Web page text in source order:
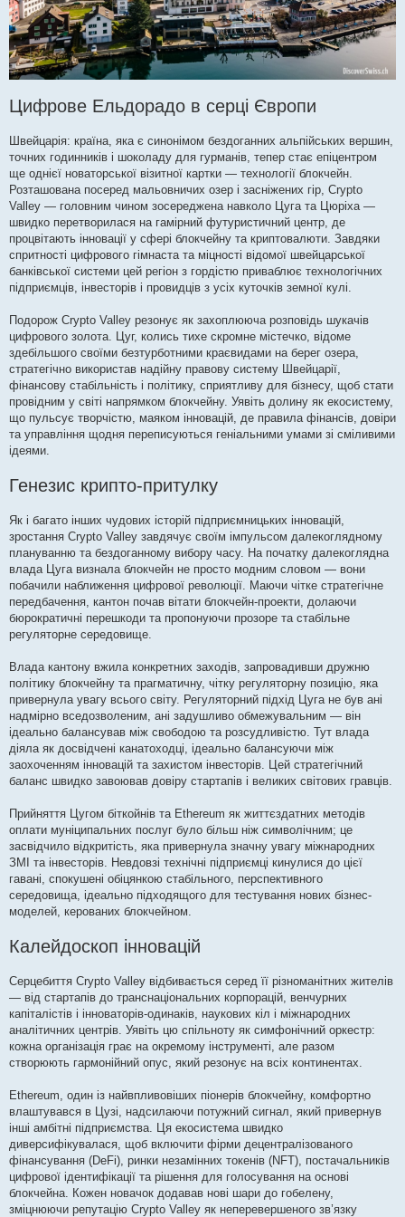
Цифрове Ельдорадо в серці Європи
Швейцарія: країна, яка є синонімом бездоганних альпійських вершин,
точних годинників і шоколаду для гурманів, тепер стає епіцентром
ще однієї новаторської візитної картки — технології блокчейн.
Розташована посеред мальовничих озер і засніжених гір, Crypto
Valley — головним чином зосереджена навколо Цуга та Цюріха —
швидко перетворилася на гамірний футуристичний центр, де
процвітають інновації у сфері блокчейну та криптовалюти. Завдяки
спритності цифрового гімнаста та міцності відомої швейцарської
банківської системи цей регіон з гордістю приваблює технологічних
підприємців, інвесторів і провидців з усіх куточків земної кулі.
Подорож Crypto Valley резонує як захоплююча розповідь шукачів
цифрового золота. Цуг, колись тихе скромне містечко, відоме
здебільшого своїми безтурботними краєвидами на берег озера,
стратегічно використав надійну правову систему Швейцарії,
фінансову стабільність і політику, сприятливу для бізнесу, щоб стати
провідним у світі напрямком блокчейну. Уявіть долину як екосистему,
що пульсує творчістю, маяком інновацій, де правила фінансів, довіри
та управління щодня переписуються геніальними умами зі сміливими
ідеями.
Генезис крипто-притулку
Як і багато інших чудових історій підприємницьких інновацій,
зростання Crypto Valley завдячує своїм імпульсом далекоглядному
плануванню та бездоганному вибору часу. На початку далекоглядна
влада Цуга визнала блокчейн не просто модним словом — вони
побачили наближення цифрової революції. Маючи чітке стратегічне
передбачення, кантон почав вітати блокчейн-проекти, долаючи
бюрократичні перешкоди та пропонуючи прозоре та стабільне
регуляторне середовище.
Влада кантону вжила конкретних заходів, запровадивши дружню
політику блокчейну та прагматичну, чітку регуляторну позицію, яка
привернула увагу всього світу. Регуляторний підхід Цуга не був ані
надмірно вседозволеним, ані задушливо обмежувальним — він
ідеально балансував між свободою та розсудливістю. Тут влада
діяла як досвідчені канатоходці, ідеально балансуючи між
заохоченням інновацій та захистом інвесторів. Цей стратегічний
баланс швидко завоював довіру стартапів і великих світових гравців.
Прийняття Цугом біткойнів та Ethereum як життєздатних методів
оплати муніципальних послуг було більш ніж символічним; це
засвідчило відкритість, яка привернула значну увагу міжнародних
ЗМІ та інвесторів. Невдовзі технічні підприємці кинулися до цієї
гавані, спокушені обіцянкою стабільного, перспективного
середовища, ідеально підходящого для тестування нових бізнес-
моделей, керованих блокчейном.
Калейдоскоп інновацій
Серцебиття Crypto Valley відбивається серед її різноманітних жителів
— від стартапів до транснаціональних корпорацій, венчурних
капіталістів і інноваторів-одинаків, наукових кіл і міжнародних
аналітичних центрів. Уявіть цю спільноту як симфонічний оркестр:
кожна організація грає на окремому інструменті, але разом
створюють гармонійний опус, який резонує на всіх континентах.
Ethereum, один із найвпливовіших піонерів блокчейну, комфортно
влаштувався в Цузі, надсилаючи потужний сигнал, який привернув
інші амбітні підприємства. Ця екосистема швидко
диверсифікувалася, щоб включити фірми децентралізованого
фінансування (DeFi), ринки незамінних токенів (NFT), постачальників
цифрової ідентифікації та рішення для голосування на основі
блокчейна. Кожен новачок додавав нові шари до гобелену,
зміцнюючи репутацію Crypto Valley як неперевершеного зв’язку